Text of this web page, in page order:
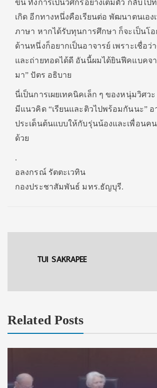
ขึ้น ทั้งการเป็นวิศกรอย่างเต็มตัว กลับไป
เกิด อีกทางหนึ่งคือเรียนต่อ พัฒนาตนเอง
ภาษา หากได้รับทุนการศึกษา ก็จะเป็นโ
ด้านหนึ่งก็อยากเป็นอาจารย์ เพราะเชื่อว่
และถ่ายทอดได้ดี อันนี้ผมได้ยินฟีคแบคจ
มา” ปัตร อธิบาย
นี่เป็นการเผยเทคนิคเล็ก ๆ ของหนุ่มวิศว
มีแนวคิด “เรียนและติวไปพร้อมกันนะ” อ
ประเด็นต้นแบบให้กับรุ่นน้องและเพื่อนค
ด้วย
.
อลงกรณ์ รัตตะเวทิน
กองประชาสัมพันธ์ มทร.ธัญบุรี.
TUI SAKRAPEE
Related Posts